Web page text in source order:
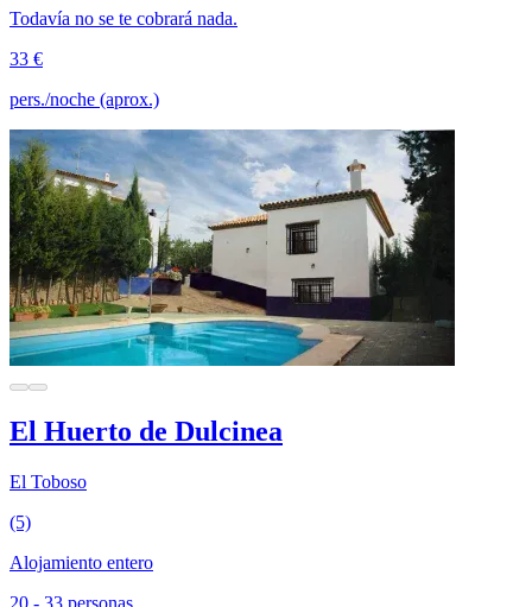
Todavía no se te cobrará nada.
33 €
pers./noche (aprox.)
El Huerto de Dulcinea
El Toboso
(5)
Alojamiento entero
20 - 33 personas